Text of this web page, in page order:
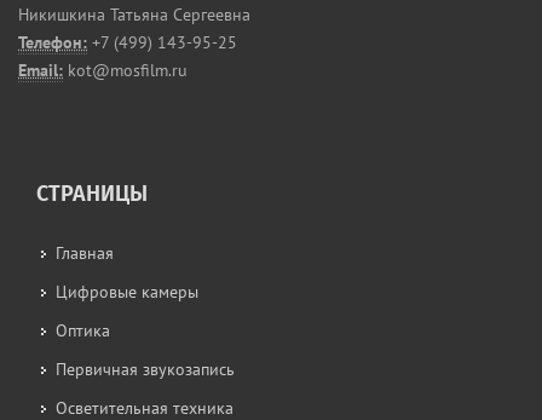
Никишкина Татьяна Сергеевна
Телефон: +7 (499) 143-95-25
Email: kot@mosfilm.ru
СТРАНИЦЫ
Главная
Цифровые камеры
Оптика
Первичная звукозапись
Осветительная техника